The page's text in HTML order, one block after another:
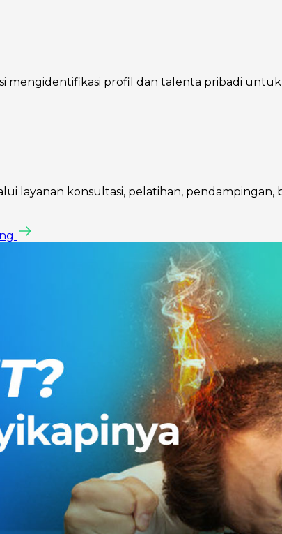
mengidentifikasi profil dan talenta pribadi
layanan konsultasi, pelatihan, pendampingan,